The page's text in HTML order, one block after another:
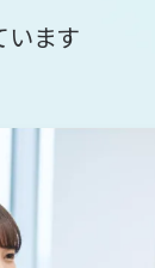
ます